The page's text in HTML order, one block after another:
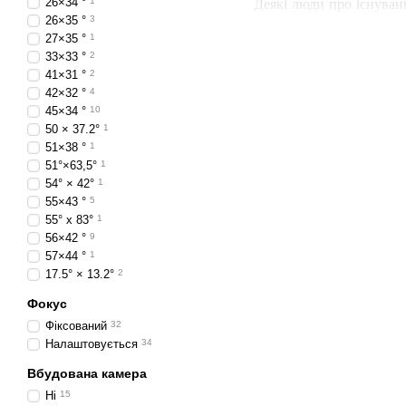
Деякі люди про
26×35 ° 3
27×35 ° 1
33×33 ° 2
41×31 ° 2
42×32 ° 4
45×34 ° 10
50 × 37.2° 1
51×38 ° 1
51°×63,5° 1
54° × 42° 1
55×43 ° 5
55° х 83° 1
56×42 ° 9
57×44 ° 1
17.5° × 13.2° 2
Фокус
Фіксований 32
Налаштовується 34
Вбудована камера
Ні 15